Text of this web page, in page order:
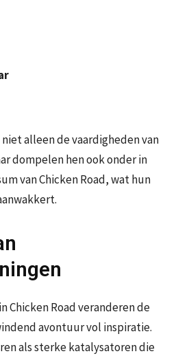
alleen de vaardigheden van
dompelen hen ook onder in
van Chicken Road, wat hun
Chicken Road veranderen de
avontuur vol inspiratie.
als sterke katalysatoren die